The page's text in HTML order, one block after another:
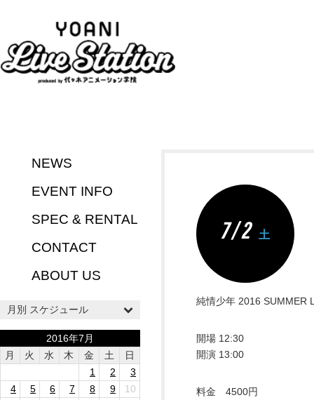
NEWS
EVENT INFO
SPEC & RENTAL
CONTACT
ABOUT US
月別 スケジュール
2016年7月
月
火 水 木 金 土
日
1
2
3
4
5 6 7 8 9
10
7 / 2 土
純情少年 2016 SUMMER
開場 12:30
開演 13:00
料金 4500円